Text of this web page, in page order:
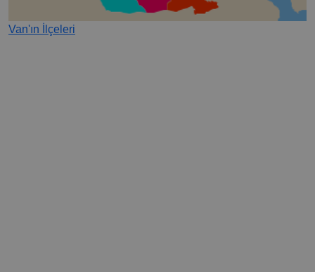
Van'ın İlçeleri